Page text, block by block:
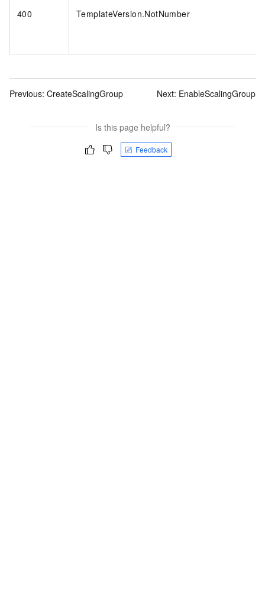
400 TemplateVersion.NotNumber
Previous: CreateScalingGroup Next: EnableScalingGroup
Is this page helpful?
Feedback